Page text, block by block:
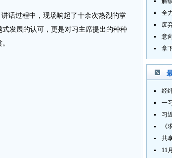
话过程中，现场响起了十余次热烈的掌
发展的认可，更是对习主席提出的种种
全
习